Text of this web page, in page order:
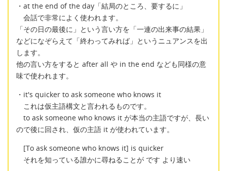
・at the end of the day「結局のところ、要するに」
会話で非常によく使われます。
「その日の最後に」という言い方を「一連の出来事の結果」
などになぞらえて「終わってみれば」というニュアンスを出
します。
他の言い方をすると after all や in the end なども同様の意
味で使われます。
・it's quicker to ask someone who knows it
これは仮主語構文と言われるものです。
to ask someone who knows it が本当の主語ですが、長い
ので後に回され、仮の主語 it が使われています。
[To ask someone who knows it] is quicker
それを知っている誰かに尋ねることが です より速い